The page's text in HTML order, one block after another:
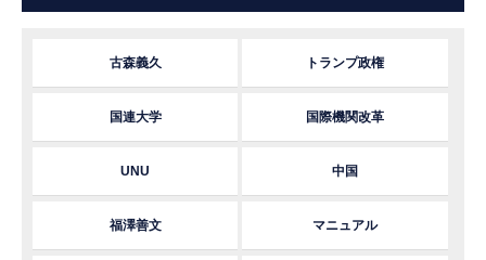
古森義久 トランプ政権
国連大学 国際機関改革
UNU 中国
福澤善文 マニュアル